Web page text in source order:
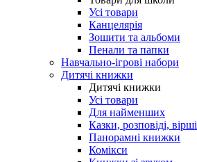
Усі товари
Канцелярія
Зошити та альбоми
Пенали та папки
Навчально-ігрові набори
Дитячі книжки
Дитячі книжки
Усі товари
Для найменших
Казки, розповіді, вірші
Панорамні книжки
Комікси